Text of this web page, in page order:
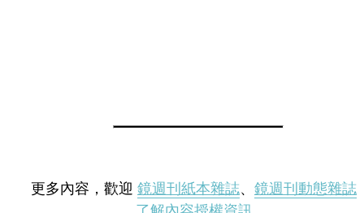
更多內容，歡迎 鏡週刊紙本雜誌、 鏡週刊動態雜誌